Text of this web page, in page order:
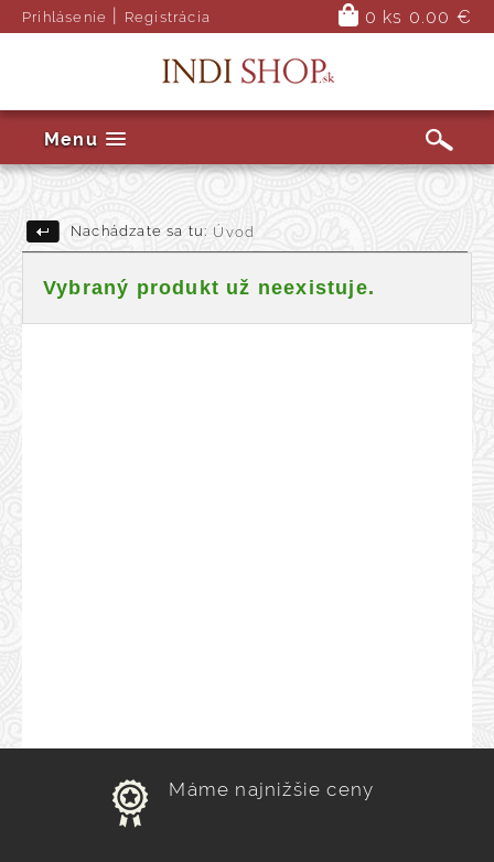
Prihlásenie Registrácia 0 ks 0.00 €
Menu
Nachádzate sa tu: Úvod
Vybraný produkt už neexistuje.
Máme najnižšie ceny